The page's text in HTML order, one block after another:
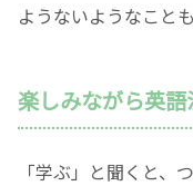
ようないようなこと
楽しみながら英
「学ぶ」と聞くと、